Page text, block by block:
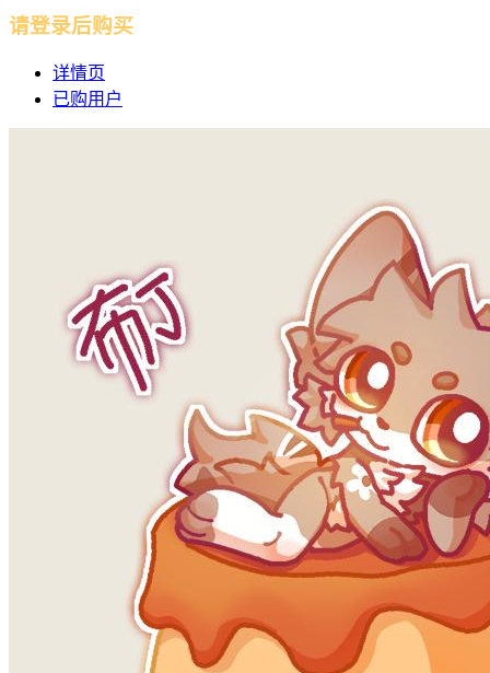
请登录后购买
详情页
已购用户